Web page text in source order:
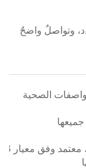
وتواصلٌ واضحٌ